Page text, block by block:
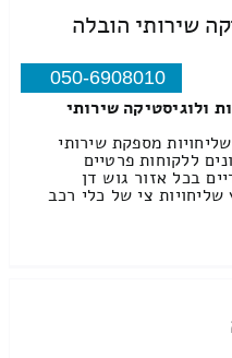
שירותי הובלה
050-6908010
ולוגיסטיקה שירותי
מספקת שירותי
ללקוחות פרטיים
בכל אזור גוש דן
צי של כלי רכב